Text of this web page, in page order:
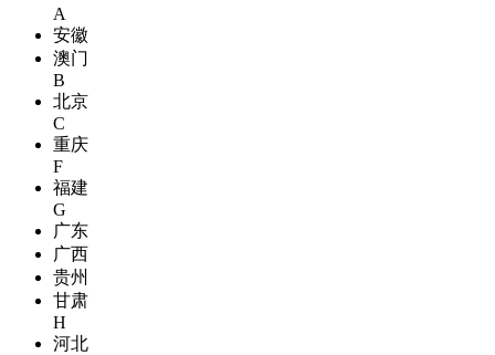
A
安徽
澳门
B
北京
C
重庆
F
福建
G
广东
广西
贵州
甘肃
H
河北